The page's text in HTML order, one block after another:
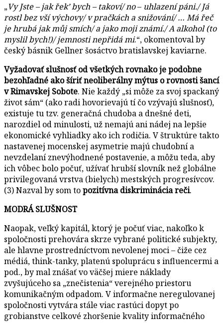
„Vy Jste – jak řek’ bych – takoví/ no– uhlazení páni./ Já
rostl bez vší výchovy/ v pračkách a snižování/ … Má řeč
je hrubá jak můj smích/ a jako moji známí./ A alkohol (to
myslil bych!)/ jemnosti nepřidá mi.“, okomentoval by
český básnik Gellner šosáctvo bratislavskej kaviarne.
Vyžadovať slušnosť od všetkých rovnako je podobne
bezohľadné ako šíriť neoliberálny mýtus o rovnosti šancí
v Rimavskej Sobote. Nie každý „si môže za svoj spackaný
život sám“ (ako radi hovorievajú tí čo vzývajú slušnosť),
existuje tu tzv. generačná chudoba a dnešné deti,
narozdiel od minulosti, už nemajú ani nádej na lepšie
ekonomické vyhliadky ako ich rodičia. V štruktúre takto
nastavenej mocenskej asymetrie majú chudobní a
nevzdelaní znevýhodnené postavenie, a môžu teda, aby
ich vôbec bolo počuť, užívať hrubší slovník než globálne
privilegovaná vrstva (bielych) mestských progresívcov.
(3) Nazval by som topozitívna diskriminácia reči.
MODRÁ SLUŠNOST
Naopak, veľký kapitál, ktorý je počuť viac, nakoľko k
spoločnosti prehovára skrze vybrané politické subjekty,
ale hlavne prostredníctvom nevolenej moci – čiže cez
médiá, think-tanky, platenú spoluprácu s influencermi a
pod., by mal znášať vo väčšej miere náklady
zvyšujúceho sa „znečistenia“ verejného priestoru
komunikačným odpadom. V informačne neregulovanej
spoločnosti vytvára stále viac rastúci dopyt po
grobianstve celkové zhoršenie kvality informačného